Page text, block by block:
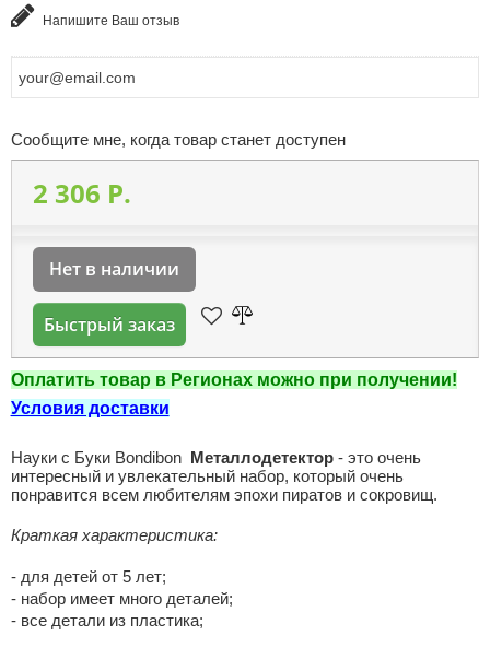
Напишите Ваш отзыв
Сообщите мне, когда товар станет доступен
2 306 P.
Нет в наличии
Быстрый заказ
Оплатить товар в Регионах можно при получении!
Условия доставки
Науки с Буки Bondibon Металлодетектор - это очень
интересный и увлекательный набор, который очень
понравится всем любителям эпохи пиратов и сокровищ.
Краткая характеристика:
- для детей от 5 лет;
- набор имеет много деталей;
- все детали из пластика;